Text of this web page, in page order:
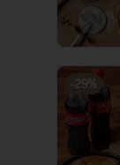
-29%